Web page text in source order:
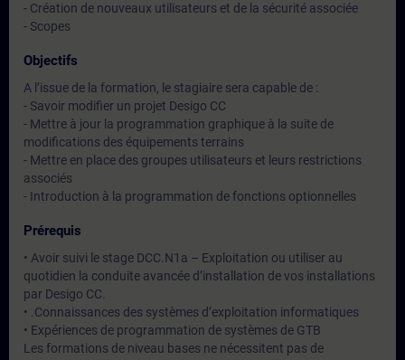
- Création de nouveaux utilisateurs et de la sécurité associée
- Scopes
Objectifs
A l’issue de la formation, le stagiaire sera capable de :
- Savoir modifier un projet Desigo CC
- Mettre à jour la programmation graphique à la suite de
modifications des équipements terrains
- Mettre en place des groupes utilisateurs et leurs restrictions
associés
- Introduction à la programmation de fonctions optionnelles
Prérequis
• Avoir suivi le stage DCC.N1a – Exploitation ou utiliser au
quotidien la conduite avancée d’installation de vos installations
par Desigo CC.
• .Connaissances des systèmes d’exploitation informatiques
• Expériences de programmation de systèmes de GTB
Les formations de niveau bases ne nécessitent pas de